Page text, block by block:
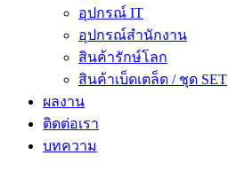
อุปกรณ์ IT
อุปกรณ์สำนักงาน
สินค้ารักษ์โลก
สินค้าเบ็ดเตล็ด / ชุด SET
ผลงาน
ติดต่อเรา
บทความ